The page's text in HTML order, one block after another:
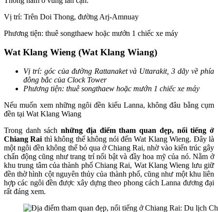
Vị trí: Trên Doi Thong, đường Arj-Amnuay
Phương tiện: thuê songthaew hoặc mướn 1 chiếc xe máy
Wat Klang Wieng (Wat Klang Wiang)
Vị trí: góc của đường Rattanaket và Uttarakit, 3 dãy về phía
đông bắc của Clock Tower
Phương tiện: thuê songthaew hoặc mướn 1 chiếc xe máy
Nếu muốn xem những ngôi đền kiểu Lanna, không đâu bằng cụm
đền tại Wat Klang Wiang
Trong danh sáchnhững địa điểm tham quan đẹp, nổi tiếng ở
Chiang Rai thì không thể không nói đến Wat Klang Wieng. Đây là
một ngôi đền không thể bỏ qua ở Chiang Rai, nhờ vào kiến trúc gây
chấn động cũng như trang trí nổi bật và đầy hoa mỹ của nó. Nằm ở
khu trung tâm của thành phố Chiang Rai, Wat Klang Wieng lưu giữ
đền thờ hình cột nguyên thủy của thành phố, cũng như một khu liên
hợp các ngôi đền được xây dựng theo phong cách Lanna đương đại
rất đáng xem.